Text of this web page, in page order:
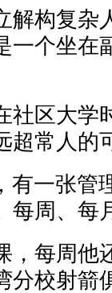
解构复杂
一个坐在
社区大学
超常人的
有一张管
每周、每
，每周他
分校射箭